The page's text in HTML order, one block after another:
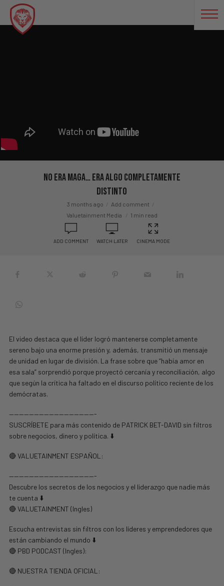
No era MAGA… era algo completamente
distinto
3 months ago
Add comment
Valuetainment Media
1 min read
ADD COMMENT WATCH LATER CINEMA MODE
El video destaca que el líder logró mantenerse completamente
sereno bajo una enorme presión y, además, transmitió un mensaje
de unidad en lugar de división. La frase sobre que “había amor en
esa sala” sorprendió porque proyectó cercanía y reconciliación, algo
que según la crítica ha faltado en el discurso político reciente de los
demócratas.
—————————————————-
SUSCRÍBETE para más contenido de PATRICK BET-DAVID sin filtros
sobre negocios, dinero y política. ⬇️
🔴 VALUETAINMENT ESPAÑOL:
—————————————————-
Descubre los secretos de los negocios y el liderazgo que nadie más
te cuenta ⬇️
🔴 VALUETAINMENT (Ingles)
Escucha entrevistas sin filtros con los líderes y emprendedores que
están cambiando el mundo ⬇️
🔴 PBD PODCAST (Ingles):
🔴 NUESTRA TIENDA OFICIAL: